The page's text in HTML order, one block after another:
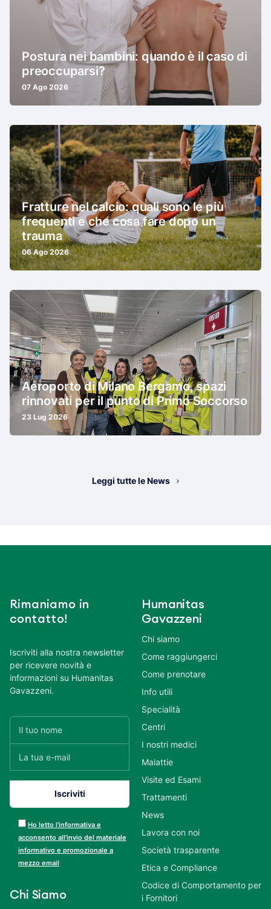
Postura nei bambini: quando è il caso di
preoccuparsi?
07 Ago 2026
Fratture nel calcio: quali sono le più
frequenti e che cosa fare dopo un
trauma
06 Ago 2026
Aeroporto di Milano Bergamo, spazi
rinnovati per il punto di Primo Soccorso
23 Lug 2026
Leggi tutte le News
Rimaniamo in
contatto!
Iscriviti alla nostra newsletter
per ricevere novità e
informazioni su Humanitas
Gavazzeni.
Ho letto l’informativa e
acconsento all’invio del materiale
informativo e promozionale a
mezzo email
Chi Siamo
Humanitas
Gavazzeni
Chi siamo
Come raggiungerci
Come prenotare
Info utili
Specialità
Centri
I nostri medici
Malattie
Visite ed Esami
Trattamenti
News
Lavora con noi
Società trasparente
Etica e Compliance
Codice di Comportamento per
i Fornitori